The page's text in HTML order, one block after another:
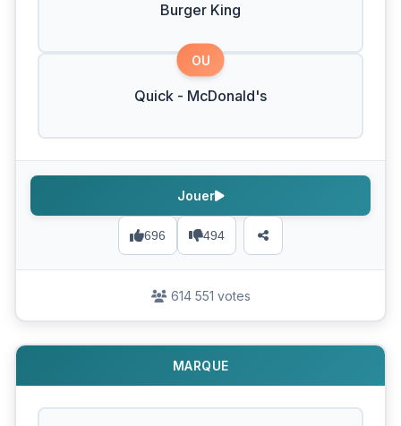
Burger King
OU
Quick - McDonald's
696 494
Jouer
614 551 votes
MARQUE